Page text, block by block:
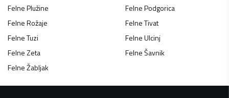
FelnePlužine FelnePodgorica
FelneRožaje FelneTivat
FelneTuzi FelneUlcinj
FelneZeta FelneŠavnik
FelneŽabljak